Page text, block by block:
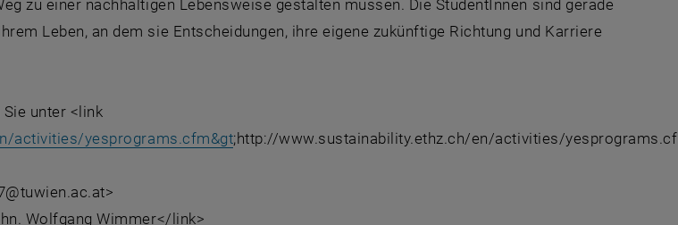
zu einer nachhaltigen Lebensweise gestalten müssen. Die StudentInnen sind gerade
Leben, an dem sie Entscheidungen, ihre eigene zukünftige Richtung und Karriere
unter <link
activities/yesprograms.cfm&gt;http://www.sustainability.ethz.ch/en/activities/
Wolfgang Wimmer</link>